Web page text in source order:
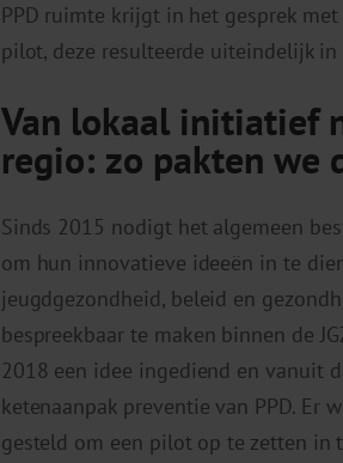
PPD ruimte krijgt in het gesprek
pilot, deze resulteerde uiteindelijk in
Van lokaal initiatief
regio: zo pakten we
Sinds 2015 nodigt het algemeen
om hun innovatieve ideeën in te
jeugdgezondheid, beleid en
bespreekbaar te maken binnen de
2018 een idee ingediend en vanuit
ketenaanpak preventie van PPD. Er
gesteld om een pilot op te zetten in